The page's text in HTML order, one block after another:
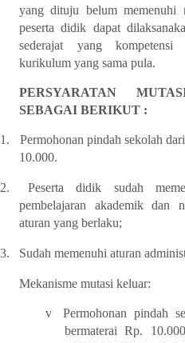
yang dituju belum memenuhi
peserta didik dapat
sederajat yang kompetensi
kurikulum yang sama pula.
PERSYARATAN
SEBAGAI BERIKUT :
1.
Permohonan pindah sekolah
10.000.
2.
Peserta didik sudah
pembelajaran akademik dan
aturan yang berlaku;
3. Sudah memenuhi aturan
Mekanisme mutasi keluar:
v
Permohonan pindah
bermaterai Rp.